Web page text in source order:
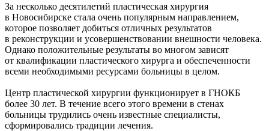
За несколько десятилетий пластическая хирургия
в Новосибирске стала очень популярным направлением,
которое позволяет добиться отличных результатов
в реконструкции и усовершенствовании внешности человека.
Однако положительные результаты во многом зависят
от квалификации пластического хирурга и обеспеченности
всеми необходимыми ресурсами больницы в целом.
Центр пластической хирургии функционирует в ГНОКБ
более 30 лет. В течение всего этого времени в стенах
больницы трудились очень известные специалисты,
сформировались традиции лечения.